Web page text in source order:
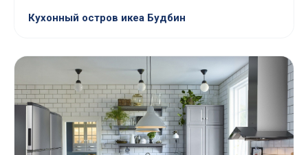
Кухонный остров икеа Будбин